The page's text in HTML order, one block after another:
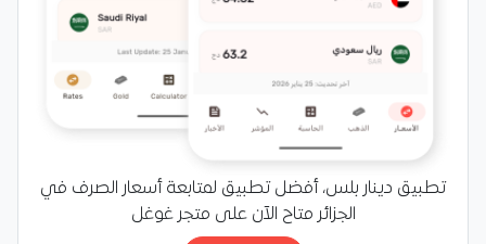
تطبيق دينار بلس، أفضل تطبيق لمتابعة أسعار الصرف في
الجزائر متاح الآن على متجر غوغل